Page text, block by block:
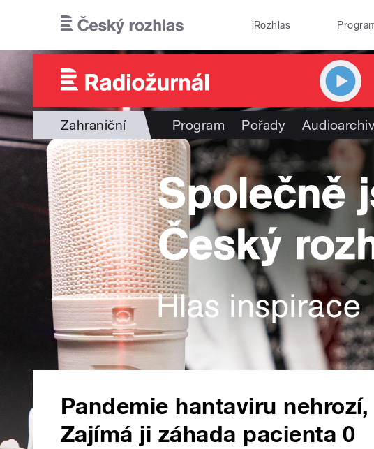
iRozhlas
Zahraniční Program Pořady Audioarchiv
Pandemie hantaviru
Zajímá ji záhada pacienta 0